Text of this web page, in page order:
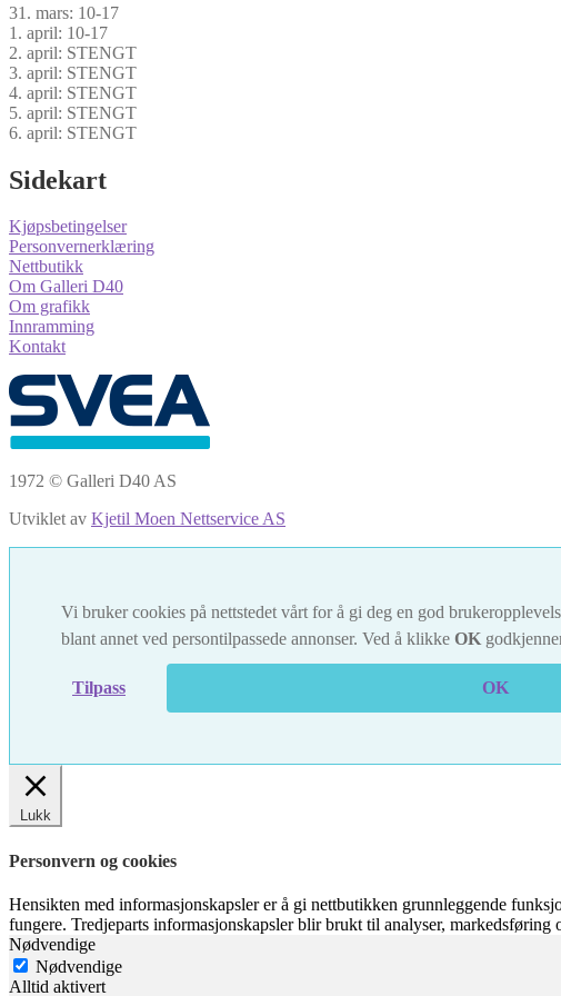
31. mars: 10-17
1. april: 10-17
2. april: STENGT
3. april: STENGT
4. april: STENGT
5. april: STENGT
6. april: STENGT
Sidekart
Kjøpsbetingelser
Personvernerklæring
Nettbutikk
Om Galleri D40
Om grafikk
Innramming
Kontakt
1972 © Galleri D40 AS
Utviklet av Kjetil Moen Nettservice AS
Vi bruker cookies på nettstedet vårt for å gi deg en god
blant annet ved persontilpassede annonser. Ved å klikke OK
Tilpass OK
Lukk
Personvern og cookies
Hensikten med informasjonskapsler er å gi nettbutikken grunnleggende
fungere. Tredjeparts informasjonskapsler blir brukt til analyser, markedsføring
Nødvendige
Nødvendige
Alltid aktivert